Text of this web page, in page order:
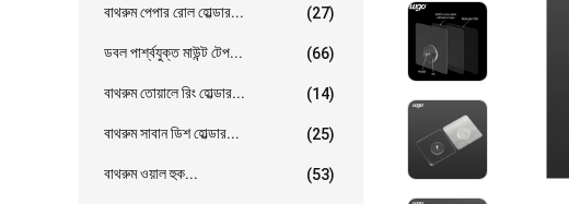
বাথরুম পেপার রোল হোল্ডার... (27)
ডবল পার্শ্বযুক্ত মাউন্ট টেপ... (66)
বাথরুম তোয়ালে রিং হোল্ডার... (14)
বাথরুম সাবান ডিশ হোল্ডার... (25)
বাথরুম ওয়াল হুক... (53)